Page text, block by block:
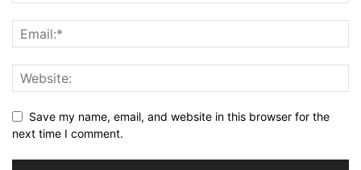
Save my name, email, and website in this browser for the
next time I comment.